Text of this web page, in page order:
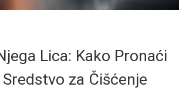
Lica: Kako Pronaći
za Čišćenje